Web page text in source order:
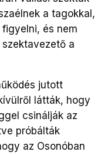
a tagokkal,
és nem
a
jutott
látták, hogy
csinálják az
próbálták
az Osonóban